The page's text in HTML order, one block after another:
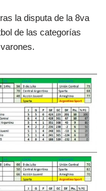
la disputa de la 8va
de las categorías